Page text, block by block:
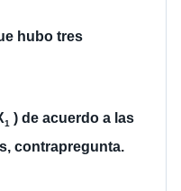
hubo tres
1 ) de acuerdo a las
contrapregunta.